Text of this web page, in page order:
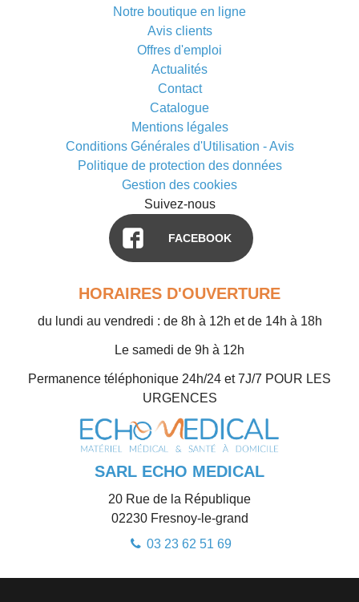
Notre boutique en ligne
Avis clients
Offres d'emploi
Actualités
Contact
Catalogue
Mentions légales
Conditions Générales d'Utilisation - Avis
Politique de protection des données
Gestion des cookies
Suivez-nous
FACEBOOK
HORAIRES D'OUVERTURE
du lundi au vendredi : de 8h à 12h et de 14h à 18h
Le samedi de 9h à 12h
Permanence téléphonique 24h/24 et 7J/7 POUR LES
URGENCES
SARL ECHO MEDICAL
20 Rue de la République
02230 Fresnoy-le-grand
03 23 62 51 69